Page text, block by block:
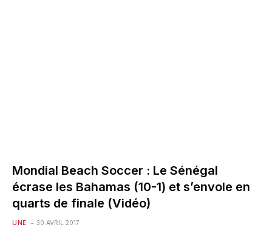
Mondial Beach Soccer : Le Sénégal
écrase les Bahamas (10-1) et s’envole en
quarts de finale (Vidéo)
UNE 30 AVRIL 2017